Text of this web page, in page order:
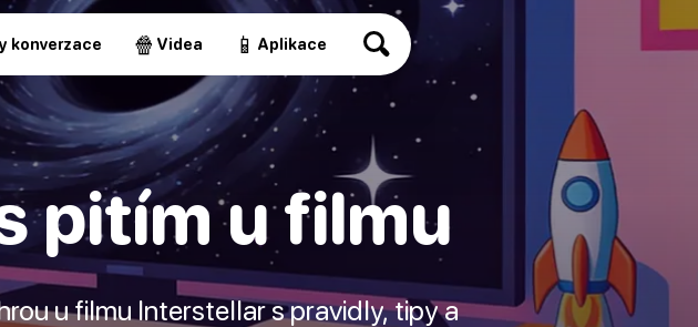
konverzace 🍿 Videa 📱 Aplikace
pitím u filmu
u filmu Interstellar s pravidly, tipy a